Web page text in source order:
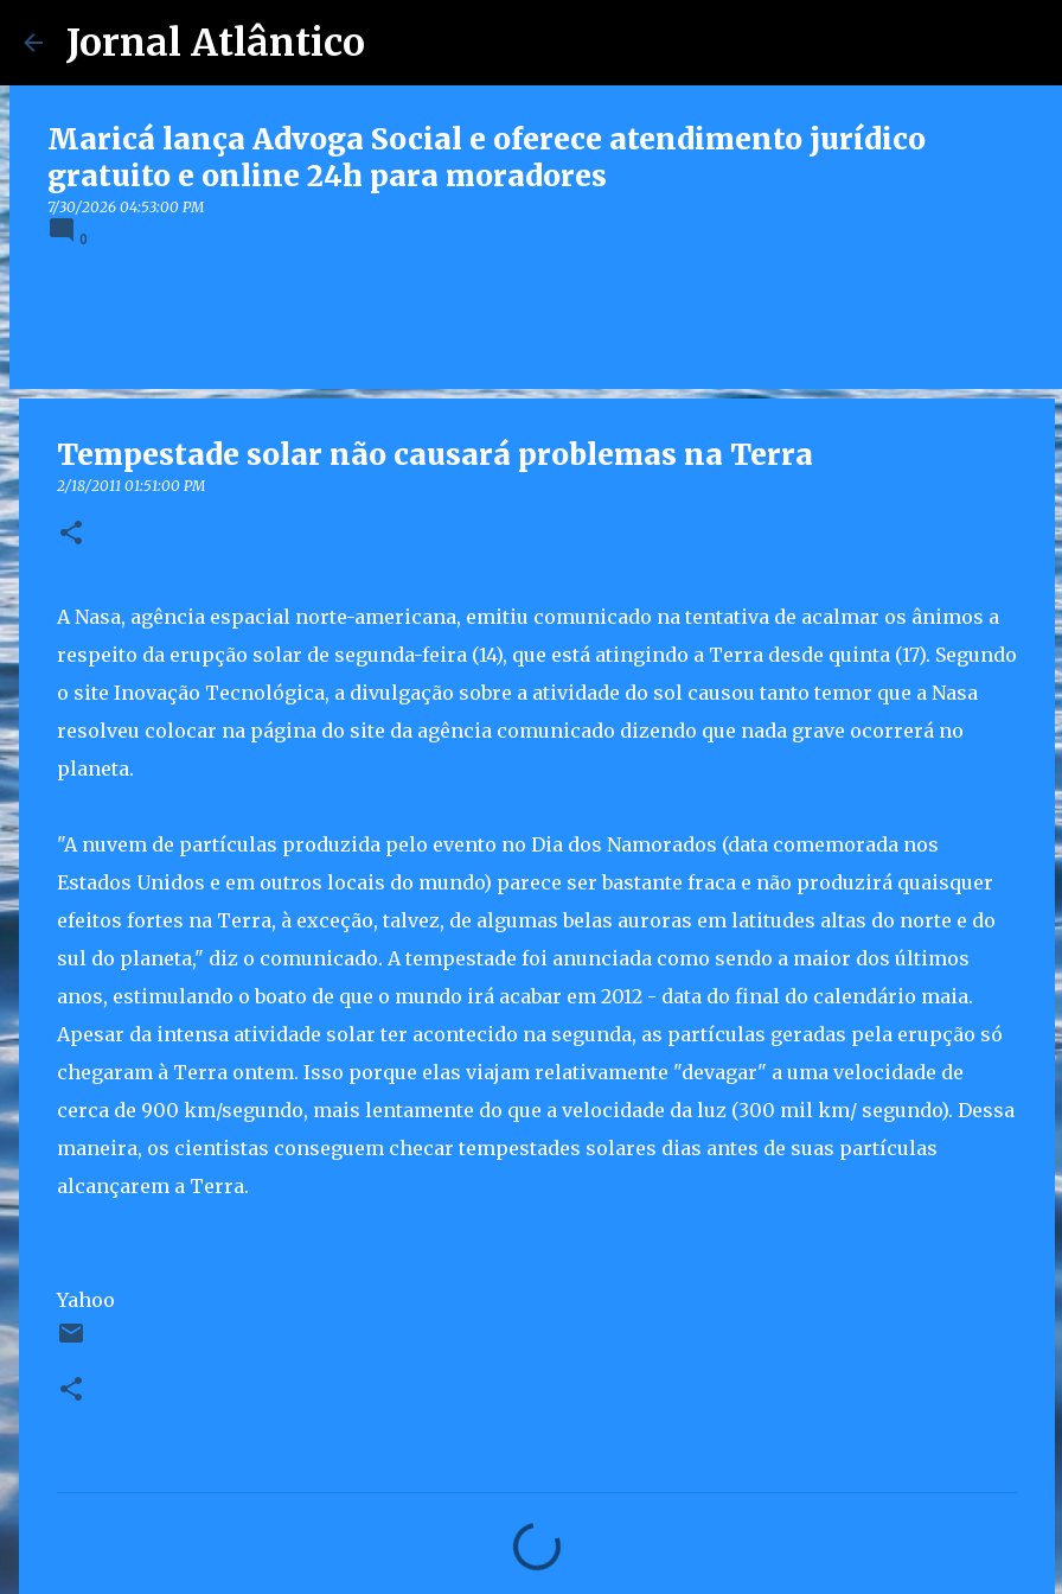
Jornal Atlântico
Maricá lança Advoga Social e oferece atendimento jurídico
gratuito e online 24h para moradores
7/30/2026 04:53:00 PM
0
Tempestade solar não causará problemas na Terra
2/18/2011 01:51:00 PM
A Nasa, agência espacial norte-americana, emitiu comunicado na tentativa de acalmar os ânimos a
respeito da erupção solar de segunda-feira (14), que está atingindo a Terra desde quinta (17). Segundo
o site Inovação Tecnológica, a divulgação sobre a atividade do sol causou tanto temor que a Nasa
resolveu colocar na página do site da agência comunicado dizendo que nada grave ocorrerá no
planeta.
"A nuvem de partículas produzida pelo evento no Dia dos Namorados (data comemorada nos
Estados Unidos e em outros locais do mundo) parece ser bastante fraca e não produzirá quaisquer
efeitos fortes na Terra, à exceção, talvez, de algumas belas auroras em latitudes altas do norte e do
sul do planeta," diz o comunicado. A tempestade foi anunciada como sendo a maior dos últimos
anos, estimulando o boato de que o mundo irá acabar em 2012 - data do final do calendário maia.
Apesar da intensa atividade solar ter acontecido na segunda, as partículas geradas pela erupção só
chegaram à Terra ontem. Isso porque elas viajam relativamente "devagar" a uma velocidade de
cerca de 900 km/segundo, mais lentamente do que a velocidade da luz (300 mil km/ segundo). Dessa
maneira, os cientistas conseguem checar tempestades solares dias antes de suas partículas
alcançarem a Terra.
Yahoo